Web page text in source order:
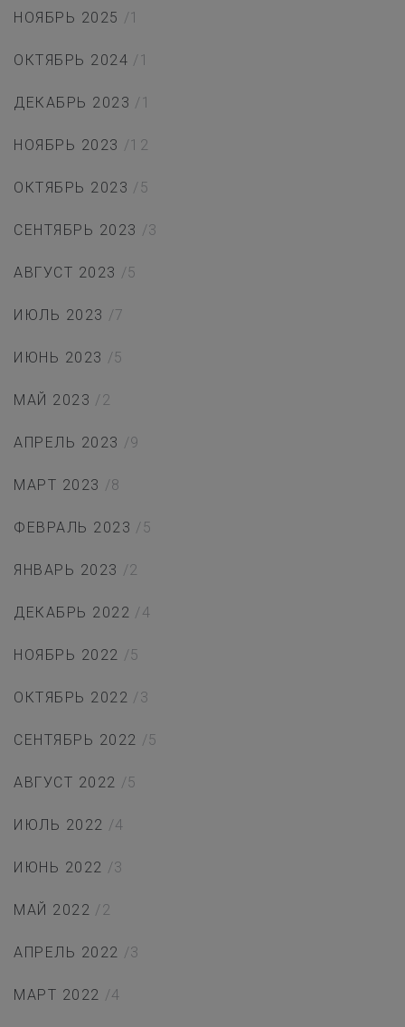
НОЯБРЬ 2025 /1
ОКТЯБРЬ 2024 /1
ДЕКАБРЬ 2023 /1
НОЯБРЬ 2023 /12
ОКТЯБРЬ 2023 /5
СЕНТЯБРЬ 2023 /3
АВГУСТ 2023 /5
ИЮЛЬ 2023 /7
ИЮНЬ 2023 /5
МАЙ 2023 /2
АПРЕЛЬ 2023 /9
МАРТ 2023 /8
ФЕВРАЛЬ 2023 /5
ЯНВАРЬ 2023 /2
ДЕКАБРЬ 2022 /4
НОЯБРЬ 2022 /5
ОКТЯБРЬ 2022 /3
СЕНТЯБРЬ 2022 /5
АВГУСТ 2022 /5
ИЮЛЬ 2022 /4
ИЮНЬ 2022 /3
МАЙ 2022 /2
АПРЕЛЬ 2022 /3
МАРТ 2022 /4